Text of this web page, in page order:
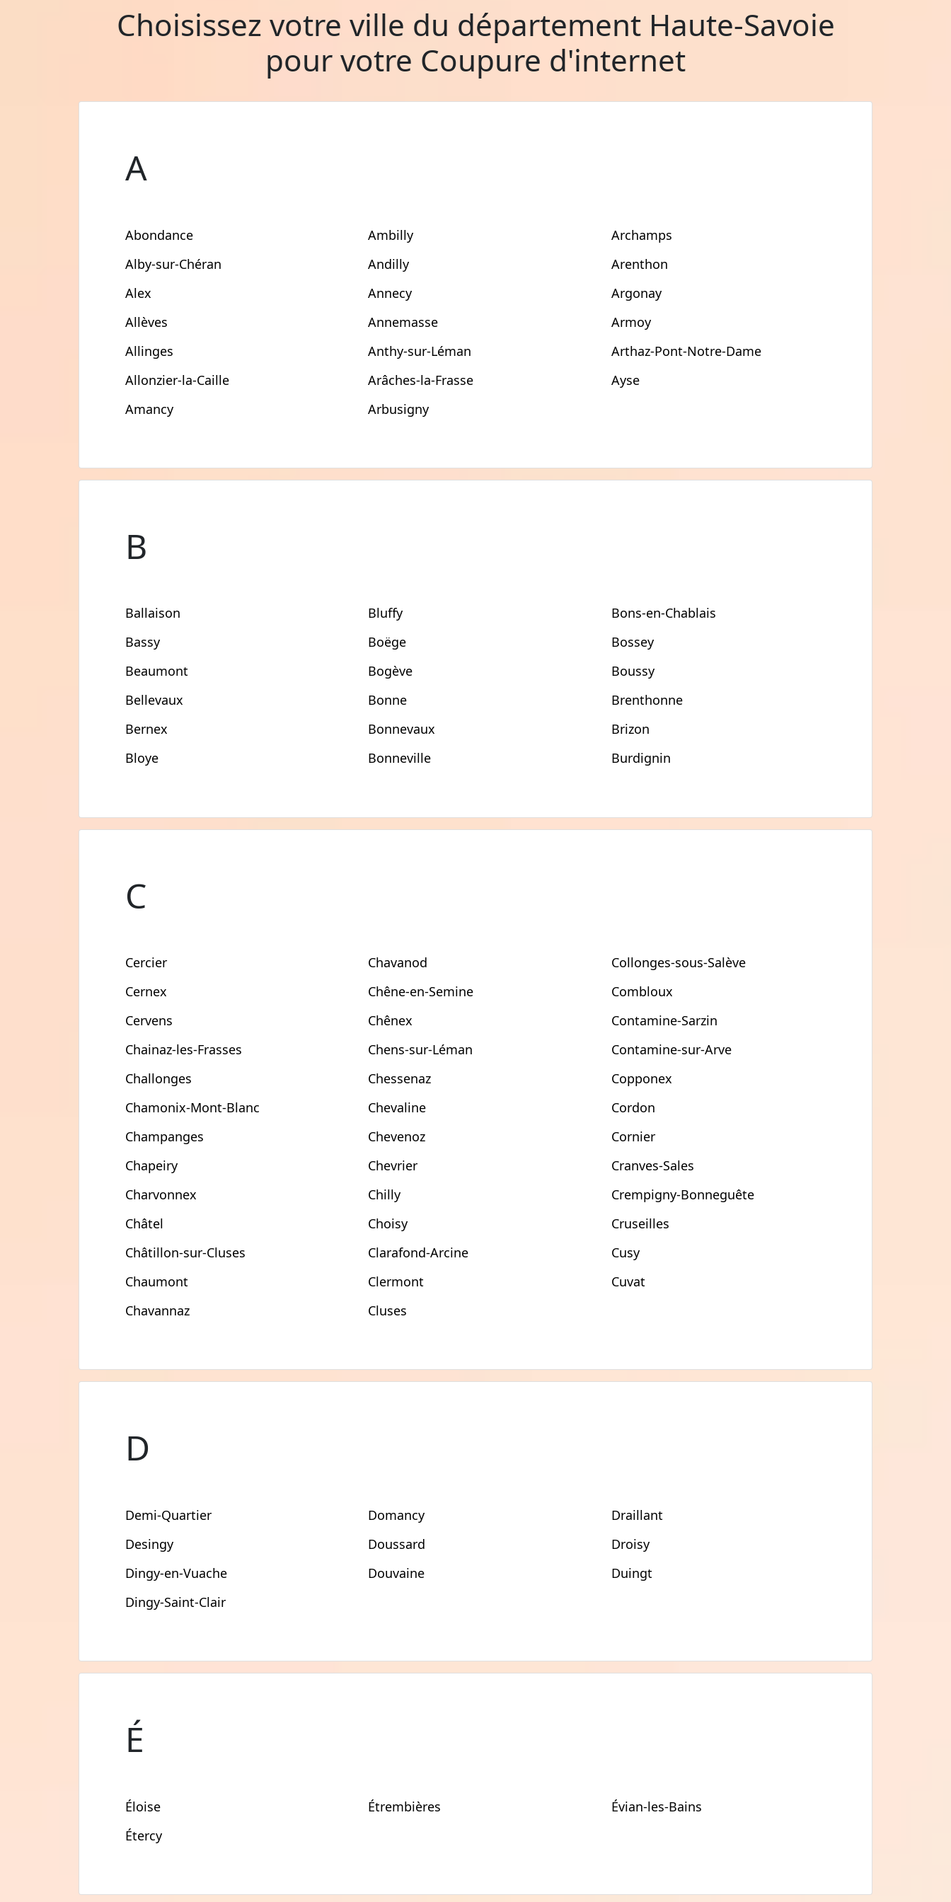
Choisissez votre ville du département Haute-Savoie
pour votre Coupure d'internet
A
Abondance
Alby-sur-Chéran
Alex
Allèves
Allinges
Allonzier-la-Caille
Amancy
Ambilly
Andilly
Annecy
Annemasse
Anthy-sur-Léman
Arâches-la-Frasse
Arbusigny
Archamps
Arenthon
Argonay
Armoy
Arthaz-Pont-Notre-Dame
Ayse
B
Ballaison
Bassy
Beaumont
Bellevaux
Bernex
Bloye
Bluffy
Boëge
Bogève
Bonne
Bonnevaux
Bonneville
Bons-en-Chablais
Bossey
Boussy
Brenthonne
Brizon
Burdignin
C
Cercier
Cernex
Cervens
Chainaz-les-Frasses
Challonges
Chamonix-Mont-Blanc
Champanges
Chapeiry
Charvonnex
Châtel
Châtillon-sur-Cluses
Chaumont
Chavannaz
Chavanod
Chêne-en-Semine
Chênex
Chens-sur-Léman
Chessenaz
Chevaline
Chevenoz
Chevrier
Chilly
Choisy
Clarafond-Arcine
Clermont
Cluses
Collonges-sous-Salève
Combloux
Contamine-Sarzin
Contamine-sur-Arve
Copponex
Cordon
Cornier
Cranves-Sales
Crempigny-Bonneguête
Cruseilles
Cusy
Cuvat
D
Demi-Quartier
Desingy
Dingy-en-Vuache
Dingy-Saint-Clair
Domancy
Doussard
Douvaine
Draillant
Droisy
Duingt
É
Éloise
Étercy
Étrembières Évian-les-Bains